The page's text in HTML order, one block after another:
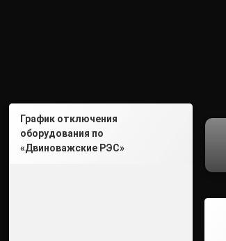
График отключения
оборудования по
«Двиноважские РЭС»